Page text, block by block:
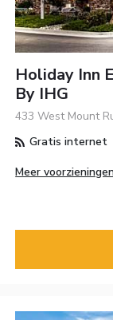
Holiday Inn
By IHG
433 West Mount
Gratis internet
Meer